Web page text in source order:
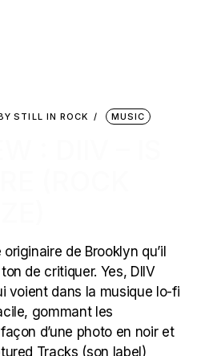
STILL IN ROCK MUSIC
de Brooklyn qu’il
de critiquer. Yes, DIIV
voient dans la musique lo-fi
gommant les
d’une photo en noir et
Tracks (son label)